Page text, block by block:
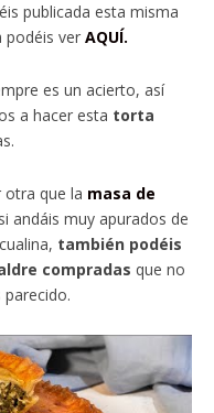
publicada esta misma
ver AQUÍ.
es un acierto, así
a hacer esta torta
otra que la masa de
andáis muy apurados de
también podéis
compradas que no